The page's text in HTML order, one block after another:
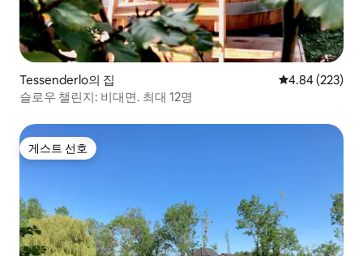
Tessenderlo의 집 평점 4.84점(5
4.84 (223)
슬로우 챌린지: 비대면. 최대 12명
게스트 선호
게스트 선호